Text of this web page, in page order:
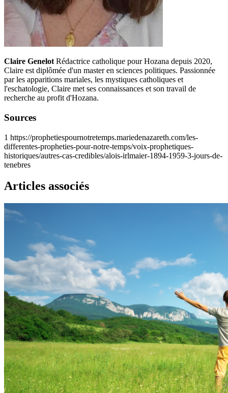
Claire Genelot Rédactrice catholique pour Hozana depuis 2020,
Claire est diplômée d'un master en sciences politiques. Passionnée
par les apparitions mariales, les mystiques catholiques et
l'eschatologie, Claire met ses connaissances et son travail de
recherche au profit d'Hozana.
Sources
1 https://prophetiespournotretemps.mariedenazareth.com/les-
differentes-propheties-pour-notre-temps/voix-prophetiques-
historiques/autres-cas-credibles/alois-irlmaier-1894-1959-3-jours-de-
tenebres
Articles associés